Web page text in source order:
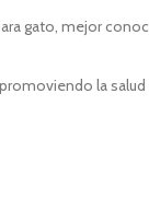
gato, mejor
la